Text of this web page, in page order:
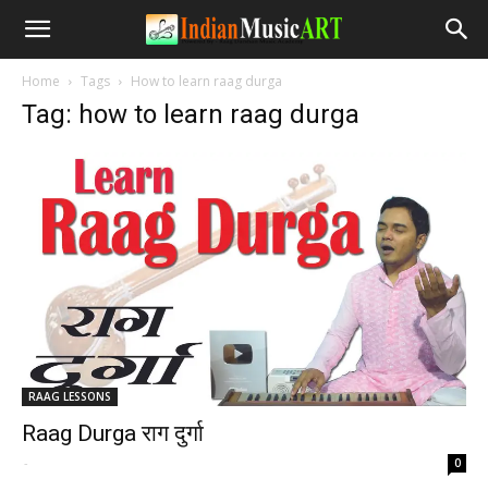
Home Tags How to learn raag durga
Tag: how to learn raag durga
RAAG LESSONS
Raag Durga राग दुर्गा
- 0